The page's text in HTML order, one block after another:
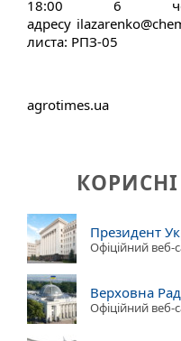
18:00 6
адресу
листа: РПЗ-05
agrotimes.ua
Президент
Офіційний веб-
Верховна
Офіційний веб-